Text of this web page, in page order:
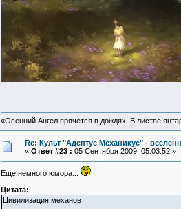
«Осенний Ангел прячется в дождях. В листве
Re: Культ "Адептус Механикус" -
« Ответ #23 : 05 Сентября 2009, 05:03:52 »
Еще немного юмора...
Цитата:
Цивилизация механов